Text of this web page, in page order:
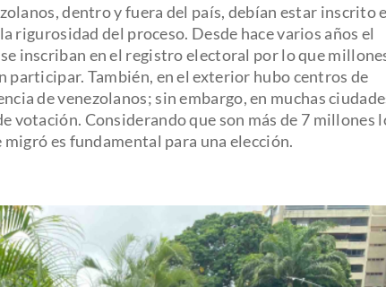
dentro y fuera del país, debían estar inscrito
rigurosidad del proceso. Desde hace varios años el
inscriban en el registro electoral por lo que
participar. También, en el exterior hubo centros de
de venezolanos; sin embargo, en muchas
votación. Considerando que son más de 7 millones
es fundamental para una elección.